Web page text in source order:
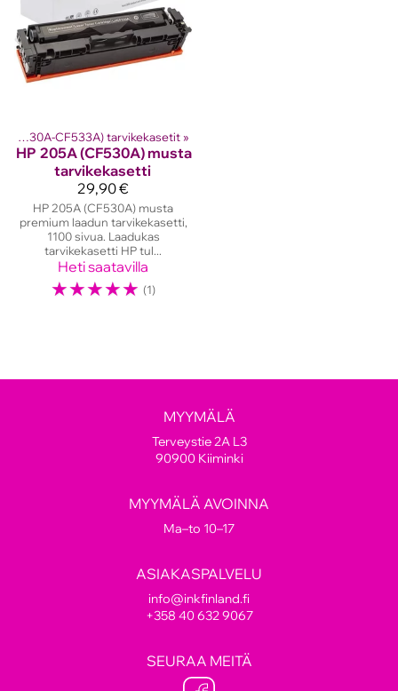
HP 205A (CF530A-CF533A) tarvikekasetit ‪»
HP 205A (CF530A) musta
tarvikekasetti
29,90 €
HP 205A (CF530A) musta
premium laadun tarvikekasetti,
1100 sivua. Laadukas
tarvikekasetti HP tul...
Heti saatavilla
☆☆☆☆☆ (1)
MYYMÄLÄ
Terveystie 2A L3
90900 Kiiminki
MYYMÄLÄ AVOINNA
Ma–to 10–17
ASIAKASPALVELU
info@inkfinland.fi
+358 40 632 9067
SEURAA MEITÄ